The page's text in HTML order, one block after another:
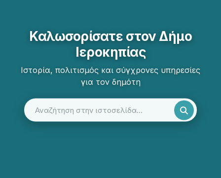
Καλωσορίσατε στον Δήμο
Ιεροκηπίας
Ιστορία, πολιτισμός και σύγχρονες υπηρεσίες
για τον δημότη